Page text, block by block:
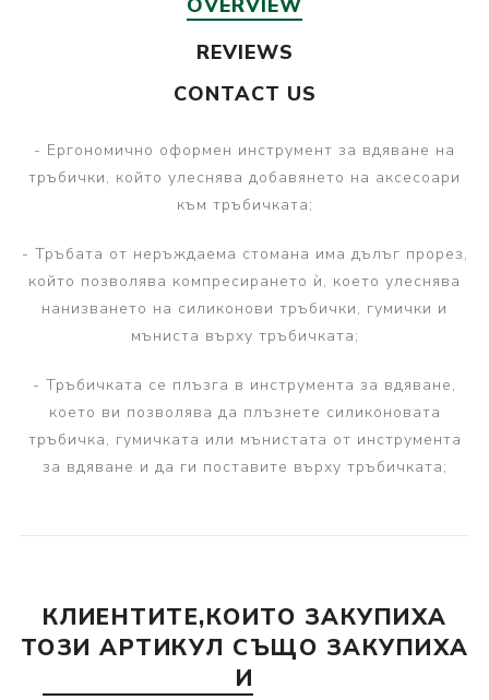
OVERVIEW
REVIEWS
CONTACT US
- Ергономично оформен инструмент за вдяване на
тръбички, който улеснява добавянето на аксесоари
към тръбичката;
- Тръбата от неръждаема стомана има дълъг прорез,
който позволява компресирането ѝ, което улеснява
нанизването на силиконови тръбички, гумички и
мъниста върху тръбичката;
- Тръбичката се плъзга в инструмента за вдяване,
което ви позволява да плъзнете силиконовата
тръбичка, гумичката или мънистата от инструмента
за вдяване и да ги поставите върху тръбичката;
КЛИЕНТИТЕ,КОИТО ЗАКУПИХА
ТОЗИ АРТИКУЛ СЪЩО ЗАКУПИХА
И